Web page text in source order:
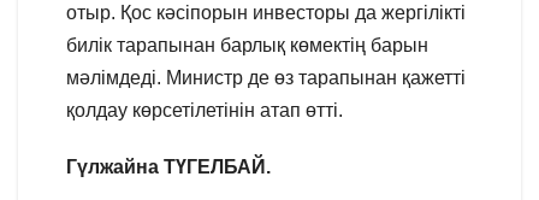
отыр. Қос кәсіпорын инвесторы да жергілікті
билік тарапынан барлық көмектің барын
мәлімдеді. Министр де өз тарапынан қажетті
қолдау көрсетілетінін атап өтті.
Гүлжайна ТҮГЕЛБАЙ.